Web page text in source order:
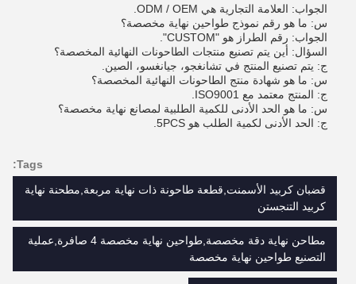
الجواب: العلامة التجارية هي ODM / OEM.
س: ما هو رقم نموذج طواحين نهاية مخصصة؟
الجواب: رقم الطراز هو "CUSTOM".
السؤال: أين يتم تصنيع منتجات الطاحونات النهائية المخصصة؟
ج: يتم تصنيع المنتج في تشانغجو، جيانغسو، الصين.
س: ما هو شهادة منتج الطاحونات النهائية المخصصة؟
ج: المنتج معتمد مع ISO9001.
س: ما هو الحد الأدنى للكمية الطلبية لمصانع نهاية مخصصة؟
ج: الحد الأدنى لكمية الطلب هو 5PCS.
Tags:
قضبان كربيد الأسمنت,قطعة طاحونة ذات نهاية مربعة,مطحنة نهاية
كربيد التنجستن
مطاحن نهاية دقة مخصصة,طواحين نهاية مخصصة 4 صافرة,عملية
التصنيع طواحين نهاية مخصصة